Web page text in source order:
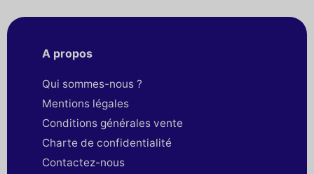
A propos
Qui sommes-nous ?
Mentions légales
Conditions générales vente
Charte de confidentialité
Contactez-nous